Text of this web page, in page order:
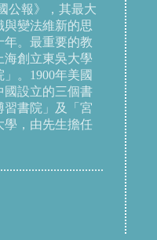
公報》，其最大
變法維新的思
年。最重要的教
海創立東吳大學
。1900年美國
國設立的三個書
習書院」及「宮
學，由先生擔任